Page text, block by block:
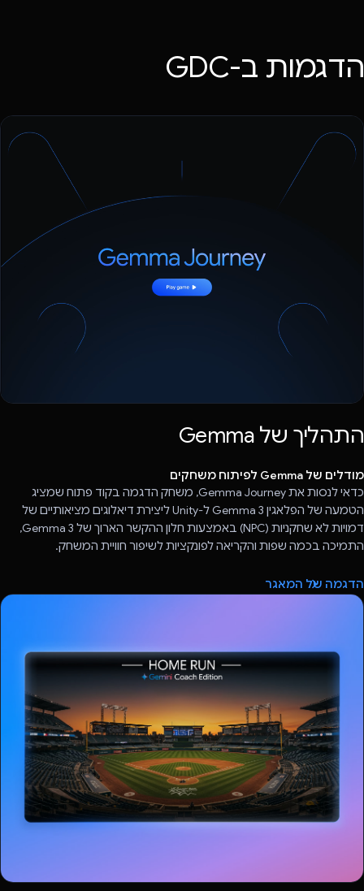
הדגמות ב-GDC
התהליך של Gemma
מודלים של Gemma לפיתוח משחקים
כדאי לנסות את Gemma Journey, משחק הדגמה בקוד פתוח שמציג
הטמעה של הפלאגין Gemma 3 ל-Unity ליצירת דיאלוגים מציאותיים של
דמויות לא שחקניות (NPC) באמצעות חלון ההקשר הארוך של Gemma 3,
התמיכה בכמה שפות והקריאה לפונקציות לשיפור חוויית המשחק.
הדגמה של המאגר